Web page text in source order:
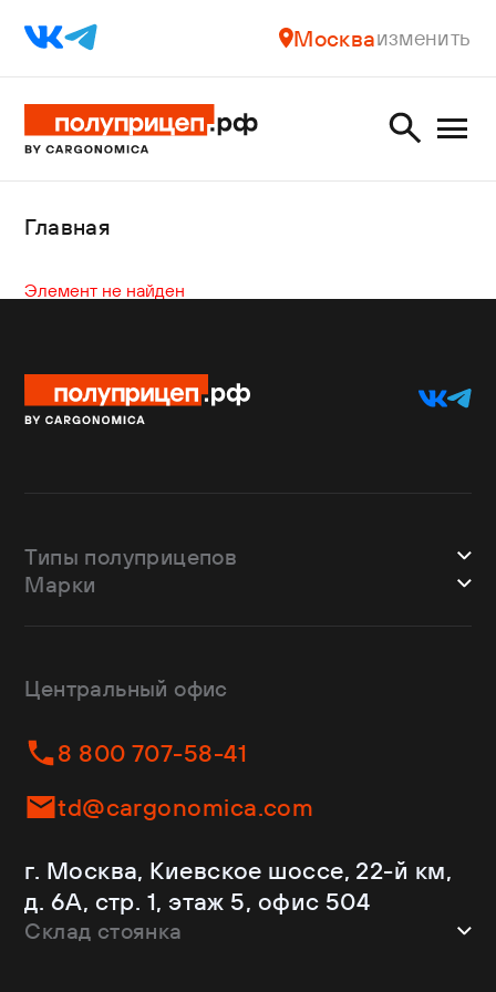
Москваизменить
Главная
Элемент не найден
Типы полуприцепов
Шторные
Изотермы
Контейнеровозы
Самосвалы
Ломовозы
С кониками
Рефрижераторы
Марки
Dongfeng
Helfimmer
JAC
Kassbohrer
Krone
Mercedes-Benz
Schmitz Cargobull
Shacman
Центральный офис
8 800 707-58-41
td@cargonomica.com
г. Москва, Киевское шоссе, 22-й км,
д. 6А, стр. 1, этаж 5, офис 504
Склад стоянка